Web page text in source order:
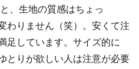
、生地の質感はちょっ
わりません（笑）。安くて注
足しています。サイズ的に
とりが欲しい人は注意が必要